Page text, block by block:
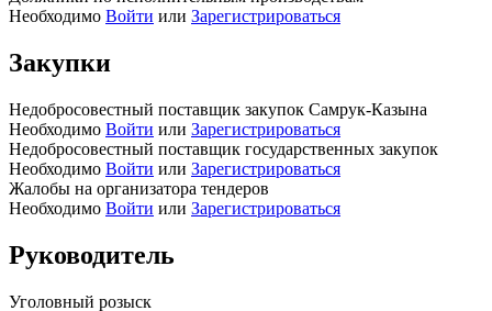
Необходимо Войти или Зарегистрироваться
Закупки
Недобросовестный поставщик закупок Самрук-Казына
Необходимо Войти или Зарегистрироваться
Недобросовестный поставщик государственных закупок
Необходимо Войти или Зарегистрироваться
Жалобы на организатора тендеров
Необходимо Войти или Зарегистрироваться
Руководитель
Уголовный розыск